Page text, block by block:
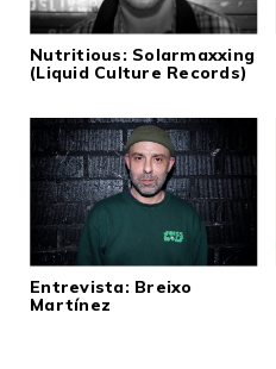
Nutritious: Solarmaxxing
(Liquid Culture Records)
Entrevista: Breixo
Martínez